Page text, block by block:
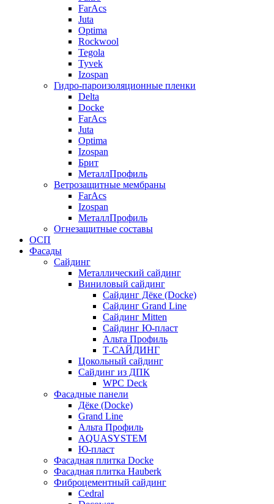
FarAcs
Juta
Optima
Rockwool
Tegola
Tyvek
Izospan
Гидро-пароизоляционные пленки
Delta
Docke
FarAcs
Juta
Optima
Izospan
Брит
МеталлПрофиль
Ветрозащитные мембраны
FarAcs
Izospan
МеталлПрофиль
Огнезащитные составы
ОСП
Фасады
Сайдинг
Металлический сайдинг
Виниловый сайдинг
Сайдинг Дёке (Docke)
Сайдинг Grand Line
Сайдинг Mitten
Сайдинг Ю-пласт
Альта Профиль
Т-САЙДИНГ
Цокольный сайдинг
Сайдинг из ДПК
WPC Deck
Фасадные панели
Дёке (Docke)
Grand Line
Альта Профиль
AQUASYSTEM
Ю-пласт
Фасадная плитка Docke
Фасадная плитка Hauberk
Фиброцементный сайдинг
Cedral